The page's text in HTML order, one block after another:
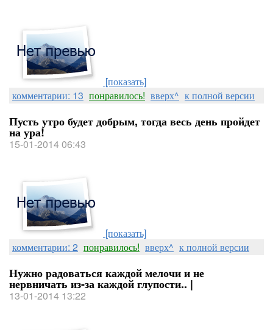
[показать]
комментарии: 13 понравилось! вверх^ к полной версии
Пусть утро будет добрым, тогда весь день пройдет
на ура!
15-01-2014 06:43
[показать]
комментарии: 2 понравилось! вверх^ к полной версии
Нужно радоваться каждой мелочи и не
нервничать из-за каждой глупости.. |
13-01-2014 13:22